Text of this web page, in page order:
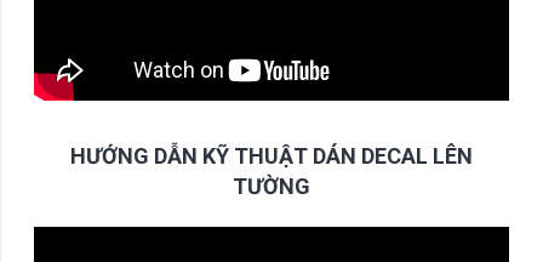
HƯỚNG DẪN KỸ THUẬT DÁN DECAL LÊN
TƯỜNG